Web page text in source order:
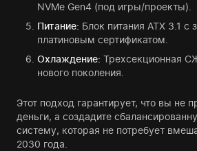
NVMe Gen4 (под игры/проекты).
Питание: Блок питания ATX 3.1 с
платиновым сертификатом.
Охлаждение: Трехсекционная
нового поколения.
Этот подход гарантирует, что вы не
деньги, а создадите
систему, которая не потребует
2030 года.